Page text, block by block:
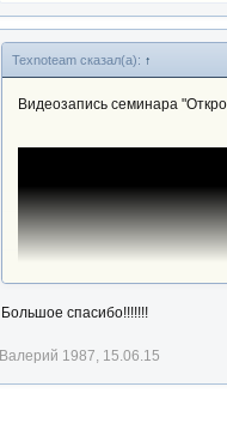
Texnoteam сказал(а): ↑
Видеозапись семинара
Большое спасибо!!!!!!!
Валерий 1987, 15.06.15